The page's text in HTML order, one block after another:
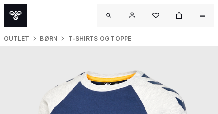
OUTLET BØRN T-SHIRTS OG TOPPE